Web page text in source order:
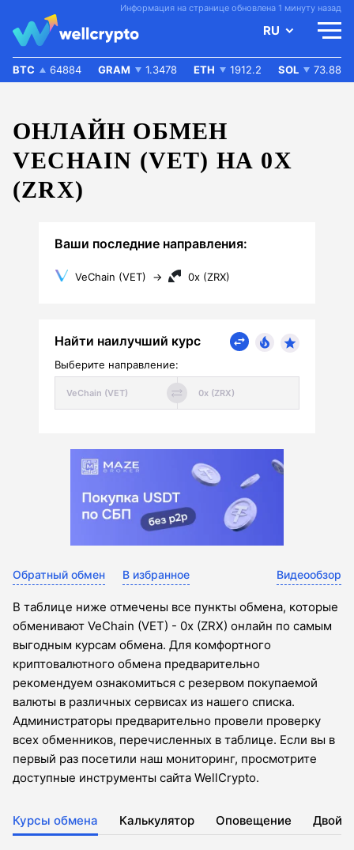
Информация на странице обновлена 1 минуту назад
RU
BTC 64884 GRAM 1.3478 ETH 1912.2 SOL 73.88
ОНЛАЙН ОБМЕН
VECHAIN (VET) НА 0X
(ZRX)
Ваши последние направления:
VeChain (VET) → 0x (ZRX)
Найти наилучший курс
Выберите направление:
Обратный обмен В избранное Видеообзор
В таблице ниже отмечены все пункты обмена, которые
обменивают VeChain (VET) - 0x (ZRX) онлайн по самым
выгодным курсам обмена. Для комфортного
криптовалютного обмена предварительно
рекомендуем ознакомиться с резервом покупаемой
валюты в различных сервисах из нашего списка.
Администраторы предварительно провели проверку
всех обменников, перечисленных в таблице. Если вы в
первый раз посетили наш мониторинг, просмотрите
доступные инструменты сайта WellCrypto.
Курсы обмена Калькулятор Оповещение